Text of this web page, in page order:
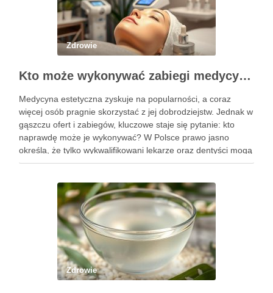
Zdrowie
Kto może wykonywać zabiegi medycyny estetycznej? Sprawdź uprawnienia
Medycyna estetyczna zyskuje na popularności, a coraz
więcej osób pragnie skorzystać z jej dobrodziejstw. Jednak w
gąszczu ofert i zabiegów, kluczowe staje się pytanie: kto
naprawdę może je wykonywać? W Polsce prawo jasno
określa, że tylko wykwalifikowani lekarze oraz dentyści mogą
przeprowadzać zabiegi medycyny estetycznej, co ma na celu
Zdrowie